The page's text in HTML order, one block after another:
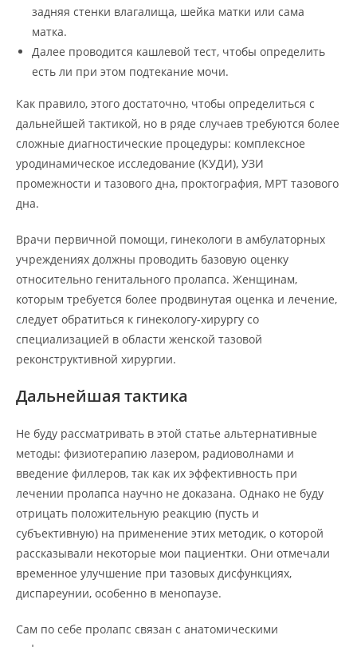
задняя стенки влагалища, шейка матки или сама
матка.
Далее проводится кашлевой тест, чтобы определить
есть ли при этом подтекание мочи.
Как правило, этого достаточно, чтобы определиться с
дальнейшей тактикой, но в ряде случаев требуются более
сложные диагностические процедуры: комплексное
уродинамическое исследование (КУДИ), УЗИ
промежности и тазового дна, проктография, МРТ тазового
дна.
Врачи первичной помощи, гинекологи в амбулаторных
учреждениях должны проводить базовую оценку
относительно генитального пролапса. Женщинам,
которым требуется более продвинутая оценка и лечение,
следует обратиться к гинекологу-хирургу со
специализацией в области женской тазовой
реконструктивной хирургии.
Дальнейшая тактика
Не буду рассматривать в этой статье альтернативные
методы: физиотерапию лазером, радиоволнами и
введение филлеров, так как их эффективность при
лечении пролапса научно не доказана. Однако не буду
отрицать положительную реакцию (пусть и
субъективную) на применение этих методик, о которой
рассказывали некоторые мои пациентки. Они отмечали
временное улучшение при тазовых дисфункциях,
диспареунии, особенно в менопаузе.
Сам по себе пролапс связан с анатомическими